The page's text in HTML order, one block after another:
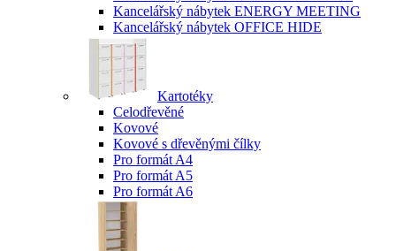
Kancelářský nábytek ENERGY MEETING
Kancelářský nábytek OFFICE HIDE
Kartotéky
Celodřevěné
Kovové
Kovové s dřevěnými čílky
Pro formát A4
Pro formát A5
Pro formát A6